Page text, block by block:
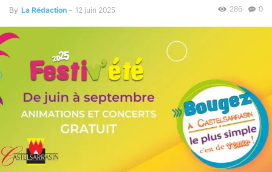
By La Rédaction - 12 juin 2025 0
286